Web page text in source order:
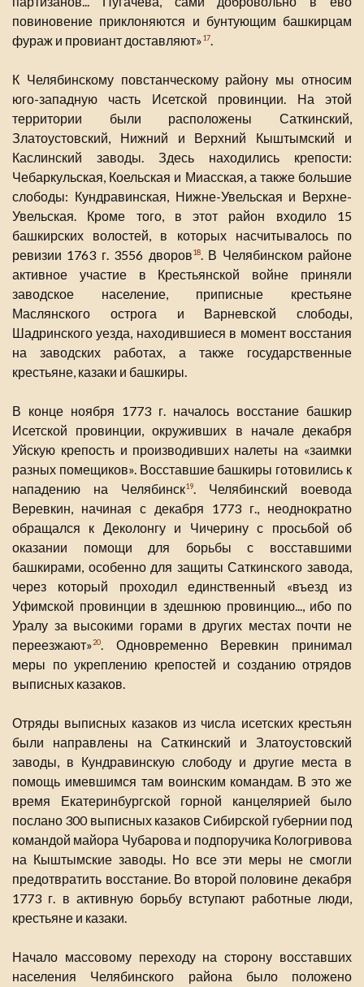
повиновение приклоняются и бунтующим башкирцам
фураж и провиант доставляют»17.
К Челябинскому повстанческому району мы относим
юго-западную часть Исетской провинции. На этой
территории были расположены Саткинский,
Златоустовский, Нижний и Верхний Кыштымский и
Каслинский заводы. Здесь находились крепости:
Чебаркульская, Коельская и Миасская, а также большие
слободы: Кундравинская, Нижне-Увельская и Верхне-
Увельская. Кроме того, в этот район входило 15
башкирских волостей, в которых насчитывалось по
ревизии 1763 г. 3556 дворов18. В Челябинском районе
активное участие в Крестьянской войне приняли
заводское население, приписные крестьяне
Маслянского острога и Варневской слободы,
Шадринского уезда, находившиеся в момент восстания
на заводских работах, а также государственные
крестьяне, казаки и башкиры.
В конце ноября 1773 г. началось восстание башкир
Исетской провинции, окруживших в начале декабря
Уйскую крепость и производивших налеты на «заимки
разных помещиков». Восставшие башкиры готовились к
нападению на Челябинск19. Челябинский воевода
Веревкин, начиная с декабря 1773 г., неоднократно
обращался к Деколонгу и Чичерину с просьбой об
оказании помощи для борьбы с восставшими
башкирами, особенно для защиты Саткинского завода,
через который проходил единственный «въезд из
Уфимской провинции в здешнюю провинцию..., ибо по
Уралу за высокими горами в других местах почти не
переезжают»20. Одновременно Веревкин принимал
меры по укреплению крепостей и созданию отрядов
выписных казаков.
Отряды выписных казаков из числа исетских крестьян
были направлены на Саткинский и Златоустовский
заводы, в Кундравинскую слободу и другие места в
помощь имевшимся там воинским командам. В это же
время Екатеринбургской горной канцелярией было
послано 300 выписных казаков Сибирской губернии под
командой майора Чубарова и подпоручика Кологривова
на Кыштымские заводы. Но все эти меры не смогли
предотвратить восстание. Во второй половине декабря
1773 г. в активную борьбу вступают работные люди,
крестьяне и казаки.
Начало массовому переходу на сторону восставших
населения Челябинского района было положено